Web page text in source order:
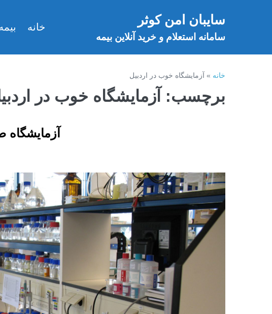
سایبان امن کوثر
سامانه استعلام و خرید آنلاین بیمه
خانه
خانه » آزمایشگاه خوب در اردبیل
برچسب: آزمایشگاه خوب در
آزمایشگاه
آزمایشگاه
طرف
قرارداد
بیمه